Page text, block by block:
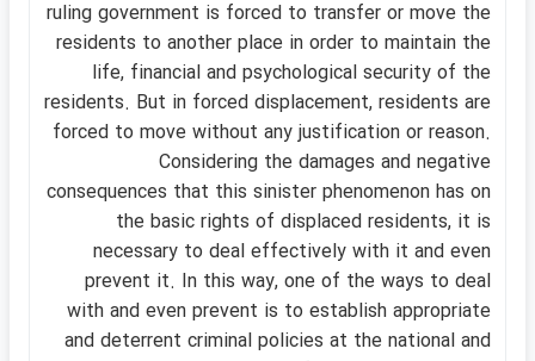
ruling government is forced to transfer or move the
residents to another place in order to maintain the
life, financial and psychological security of the
residents. But in forced displacement, residents are
forced to move without any justification or reason.
Considering the damages and negative
consequences that this sinister phenomenon has on
the basic rights of displaced residents, it is
necessary to deal effectively with it and even
prevent it. In this way, one of the ways to deal
with and even prevent is to establish appropriate
and deterrent criminal policies at the national and